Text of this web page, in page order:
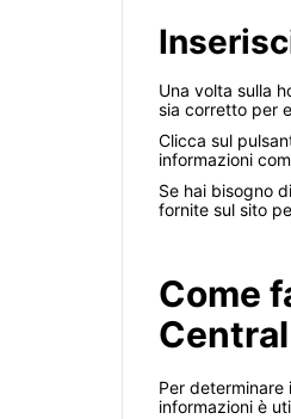
Una volta sulla
sia corretto per
Clicca sul
informazioni
Se hai bisogno
fornite sul sito
Come
Per
informazioni è